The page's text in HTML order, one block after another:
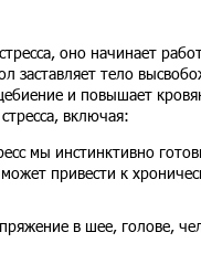
оно начинает
заставляет тело
и повышает
включая:
мы инстинктивно
привести к
в шее, голове,